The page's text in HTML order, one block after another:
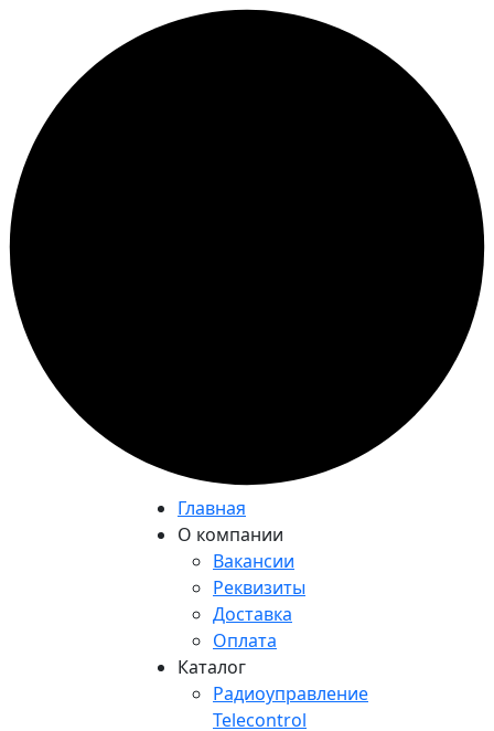
Главная
О компании
Вакансии
Реквизиты
Доставка
Оплата
Каталог
Радиоуправление
Telecontrol